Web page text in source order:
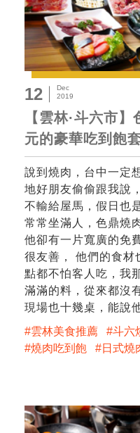
12
Dec
2019
【雲林·斗六市
元的豪華吃到飽
說到燒肉，台中一定
地好朋友偷偷跟我說
不輸給屋馬，假日也
常常坐滿人，色鼎燒
他卻有一片寬廣的免
很友善， 他們的食材
點都不怕客人吃，我
滿滿的料，從來都沒
現場也十幾桌，能說
雲林美食推薦
斗六
燒肉吃到飽
日式燒